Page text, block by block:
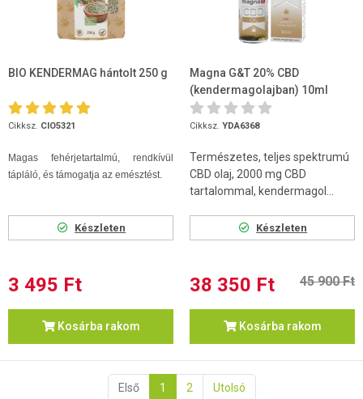
BIO KENDERMAG hántolt 250 g
Cikksz. CIO5321
Magas fehérjetartalmú, rendkívül
tápláló, és támogatja az emésztést.
Készleten
3 495 Ft
Kosárba rakom
Magna G&T 20% CBD
(kendermagolajban) 10ml
Cikksz. YDA6368
Természetes, teljes spektrumú
CBD olaj, 2000 mg CBD
tartalommal, kendermagol...
Készleten
38 350 Ft 45 900 Ft
Kosárba rakom
Első 1 2 Utolsó